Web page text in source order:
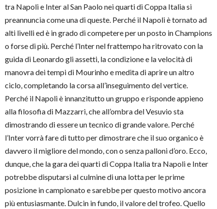
tra Napoli e Inter al San Paolo nei quarti di Coppa Italia si
preannuncia come una di queste. Perché il Napoli è tornato ad
alti livelli ed è in grado di competere per un posto in Champions
o forse di più. Perché l’Inter nel frattempo ha ritrovato con la
guida di Leonardo gli assetti, la condizione e la velocità di
manovra dei tempi di Mourinho e medita di aprire un altro
ciclo, completando la corsa all’inseguimento del vertice.
Perché il Napoli è innanzitutto un gruppo e risponde appieno
alla filosofia di Mazzarri, che all’ombra del Vesuvio sta
dimostrando di essere un tecnico di grande valore. Perché
l’Inter vorrà fare di tutto per dimostrare che il suo organico è
davvero il migliore del mondo, con o senza palloni d’oro. Ecco,
dunque, che la gara dei quarti di Coppa Italia tra Napoli e Inter
potrebbe disputarsi al culmine di una lotta per le prime
posizione in campionato e sarebbe per questo motivo ancora
più entusiasmante. Dulcin in fundo, il valore del trofeo. Quello